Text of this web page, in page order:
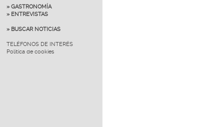
» GASTRONOMÍA
» ENTREVISTAS
» BUSCAR NOTICIAS
TELÉFONOS DE INTERÉS
Política de cookies